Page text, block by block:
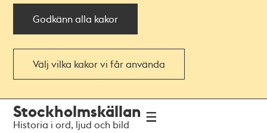
Godkänn alla kakor
Välj vilka kakor vi får använda
navigationen
huvudinnehållet
Stockholmskällan
Historia i ord, ljud och bild